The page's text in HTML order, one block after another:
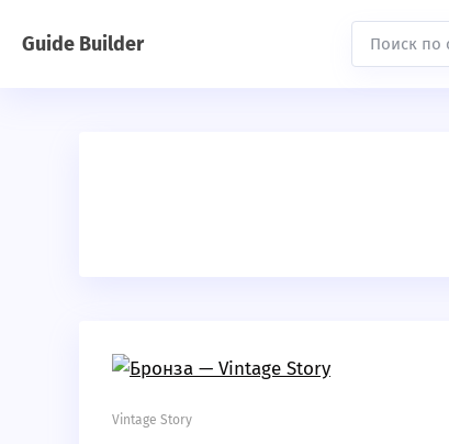
Guide Builder
Vintage Story